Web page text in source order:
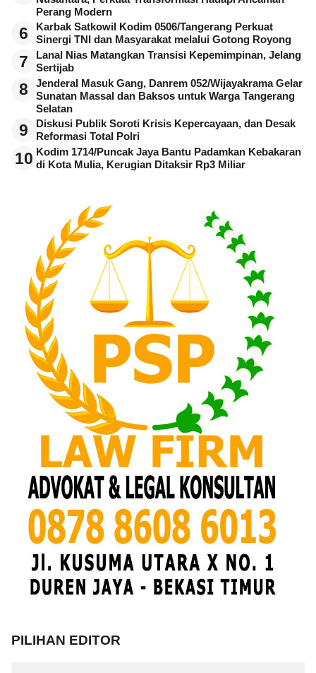
Perang Modern
6
Karbak Satkowil Kodim 0506/Tangerang Perkuat
Sinergi TNI dan Masyarakat melalui Gotong Royong
7
Lanal Nias Matangkan Transisi Kepemimpinan, Jelang
Sertijab
8
Jenderal Masuk Gang, Danrem 052/Wijayakrama Gelar
Sunatan Massal dan Baksos untuk Warga Tangerang
Selatan
9
Diskusi Publik Soroti Krisis Kepercayaan, dan Desak
Reformasi Total Polri
10 Kodim 1714/Puncak Jaya Bantu Padamkan Kebakaran
di Kota Mulia, Kerugian Ditaksir Rp3 Miliar
PILIHAN EDITOR